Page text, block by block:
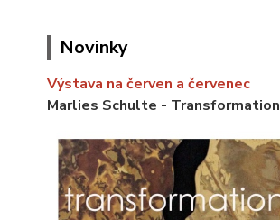
Novinky
Výstava na červen a červenec
Marlies Schulte - Transformation